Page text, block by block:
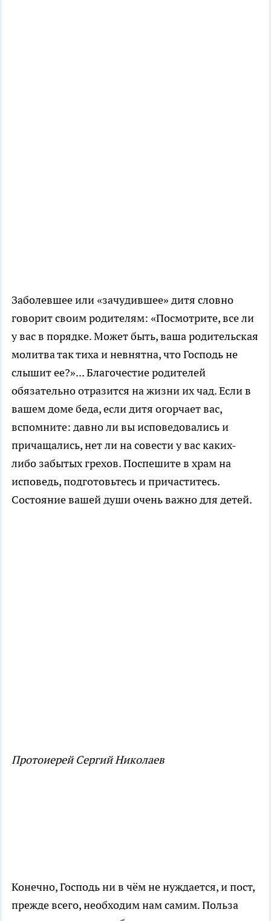
Заболевшее или «зачудившее» дитя словно
говорит своим родителям: «Посмотрите, все ли
у вас в порядке. Может быть, ваша родительская
молитва так тиха и невнятна, что Господь не
слышит ее?»... Благочестие родителей
обязательно отразится на жизни их чад. Если в
вашем доме беда, если дитя огорчает вас,
вспомните: давно ли вы исповедовались и
причащались, нет ли на совести у вас каких-
либо забытых грехов. Поспешите в храм на
исповедь, подготовьтесь и причаститесь.
Состояние вашей души очень важно для детей.
Протоиерей Сергий Николаев
Конечно, Господь ни в чём не нуждается, и пост,
прежде всего, необходим нам самим. Польза